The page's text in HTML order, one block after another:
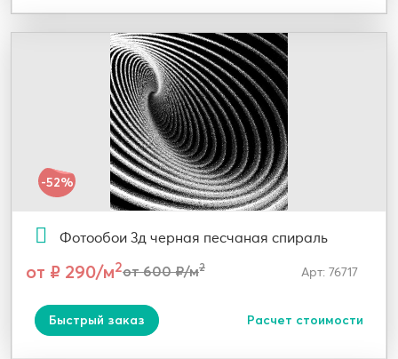
-52%
Фотообои 3д черная песчаная спираль
от ₽ 290/м2от 600 ₽/м2 Арт: 76717
Быстрый заказ Расчет стоимости